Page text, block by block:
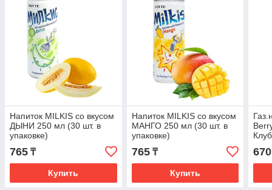
Напиток MILKIS со вкусом
ДЫНИ 250 мл (30 шт. в
упаковке)
765 ₸
Купить
Напиток MILKIS со вкусом
МАНГО 250 мл (30 шт. в
упаковке)
765₸
Купить
670